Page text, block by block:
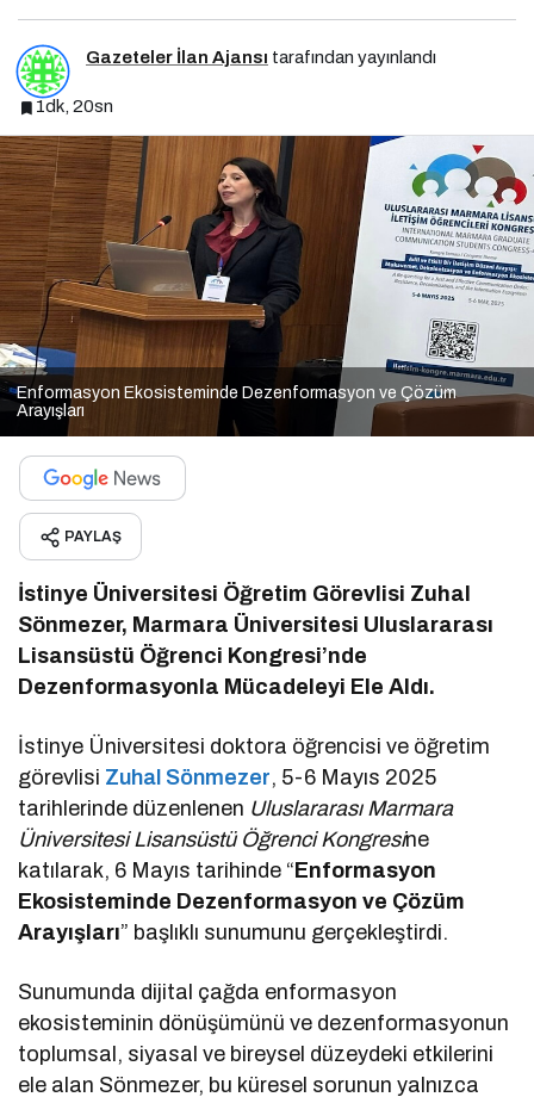
Gazeteler İlan Ajansı tarafından yayınlandı
1dk, 20sn
Enformasyon Ekosisteminde Dezenformasyon ve Çözüm
Arayışları
PAYLAŞ
İstinye Üniversitesi Öğretim Görevlisi Zuhal
Sönmezer, Marmara Üniversitesi Uluslararası
Lisansüstü Öğrenci Kongresi’nde
Dezenformasyonla Mücadeleyi Ele Aldı.
İstinye Üniversitesi doktora öğrencisi ve öğretim
görevlisi Zuhal Sönmezer, 5-6 Mayıs 2025
tarihlerinde düzenlenen Uluslararası Marmara
Üniversitesi Lisansüstü Öğrenci Kongresine
katılarak, 6 Mayıs tarihinde “Enformasyon
Ekosisteminde Dezenformasyon ve Çözüm
Arayışları” başlıklı sunumunu gerçekleştirdi.
Sunumunda dijital çağda enformasyon
ekosisteminin dönüşümünü ve dezenformasyonun
toplumsal, siyasal ve bireysel düzeydeki etkilerini
ele alan Sönmezer, bu küresel sorunun yalnızca